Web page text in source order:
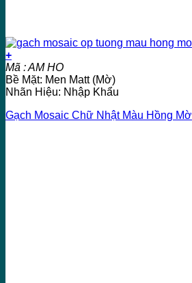
+
Mã : AM HO
Bề Mặt: Men Matt (Mờ)
Nhãn Hiệu: Nhập Khẩu
Gạch Mosaic Chữ Nhật Màu Hồng Mờ